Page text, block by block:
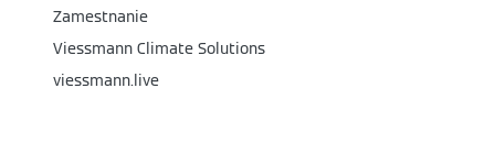
Zamestnanie
Viessmann Climate Solutions
viessmann.live